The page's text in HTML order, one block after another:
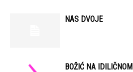
NAS DVOJE
BOŽIĆ NA